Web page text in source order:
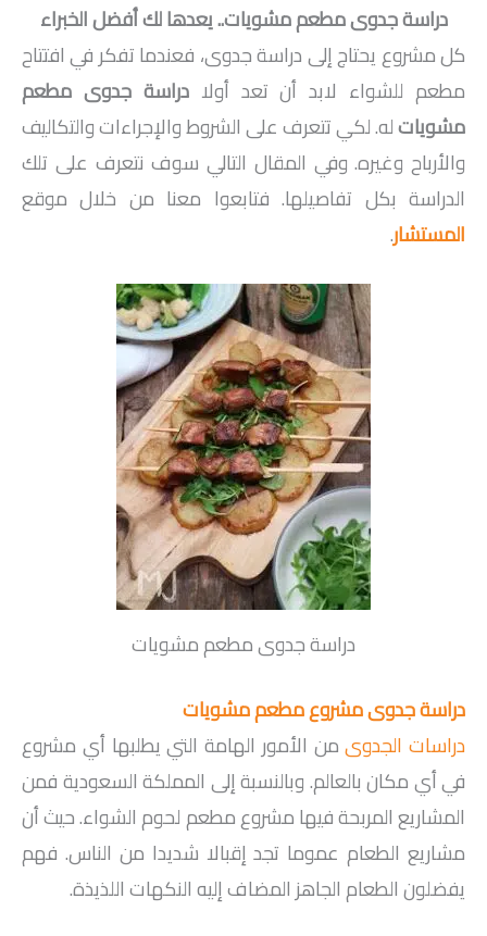
دراسة جدوى مطعم مشويات.. يعدها لك أفضل الخبراء
كل مشروع يحتاج إلى دراسة جدوى، فعندما تفكر في افتتاح
مطعم للشواء لابد أن تعد أولادراسة جدوى مطعم
مشوياتله. لكي تتعرف على الشروط والإجراءات والتكاليف
والأرباح وغيره. وفي المقال التالي سوف نتعرف على تلك
الدراسة بكل تفاصيلها. فتابعوا معنا من خلال موقع
المستشار.
دراسة جدوى مطعم مشويات
دراسة جدوى مشروع مطعم مشويات
دراسات الجدوىمن الأمور الهامة التي يطلبها أي مشروع
في أي مكان بالعالم. وبالنسبة إلى المملكة السعودية فمن
المشاريع المربحة فيها مشروع مطعم لحوم الشواء. حيث أن
مشاريع الطعام عموما تجد إقبالا شديدا من الناس. فهم
يفضلون الطعام الجاهز المضاف إليه النكهات اللذيذة.